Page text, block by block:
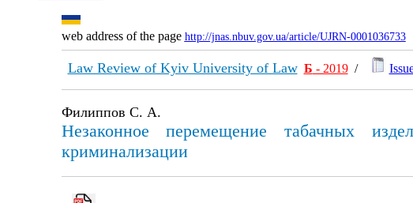
web address of the page http://jnas.nbuv.gov.ua/article/UJRN-0001036733
Law Review of Kyiv University of Law Б - 2019/
Филиппов С. А.
Незаконное перемещение табачных
криминализации